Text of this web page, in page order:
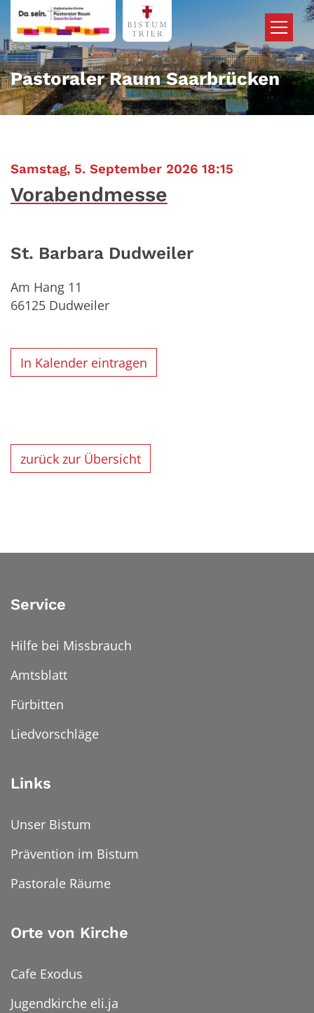
Zum Inhalt springen
Pastoraler Raum Saarbrücken
Samstag, 5. September 2026 18:15
Vorabendmesse
St. Barbara Dudweiler
Am Hang 11
66125 Dudweiler
In Kalender eintragen
zurück zur Übersicht
Service
Hilfe bei Missbrauch
Amtsblatt
Fürbitten
Liedvorschläge
Links
Unser Bistum
Prävention im Bistum
Pastorale Räume
Orte von Kirche
Cafe Exodus
Jugendkirche eli.ja